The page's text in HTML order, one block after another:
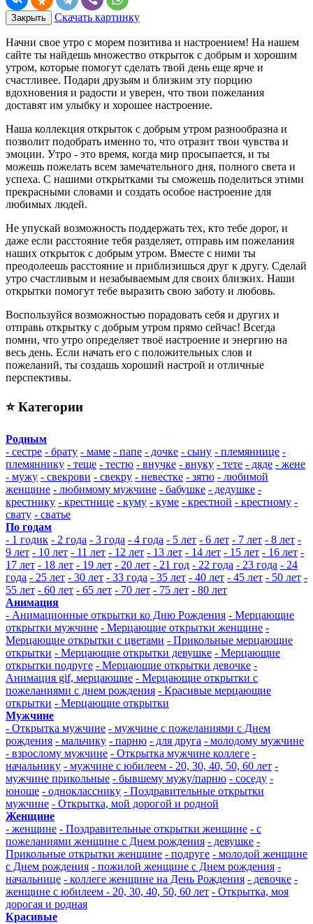
Закрыть Скачать картинку
Начни свое утро с морем позитива и настроением! На нашем
сайте ты найдешь множество открыток с добрым и хорошим
утром, которые помогут сделать твой день еще ярче и
счастливее. Подари друзьям и близким эту порцию
вдохновения и радости и уверен, что твои пожелания
доставят им улыбку и хорошее настроение.
Наша коллекция открыток с добрым утром разнообразна и
позволит подобрать именно то, что отразит твои чувства и
эмоции. Утро - это время, когда мир просыпается, и ты
можешь пожелать всем замечательного дня, полного света и
успеха. С нашими открытками ты сможешь поделиться этими
прекрасными словами и создать особое настроение для
любимых людей.
Не упускай возможность поддержать тех, кто тебе дорог, и
даже если расстояние тебя разделяет, отправь им пожелания
наших открыток с добрым утром. Вместе с ними ты
преодолеешь расстояние и приблизишься друг к другу. Сделай
утро счастливым и незабываемым для своих близких. Наши
открытки помогут тебе выразить свою заботу и любовь.
Воспользуйся возможностью порадовать себя и других и
отправь открытку с добрым утром прямо сейчас! Всегда
помни, что утро определяет твоё настроение и энергию на
весь день. Если начать его с положительных слов и
пожеланий, ты создашь хороший настрой и отличные
перспективы.
⭐ Категории
Родным
- сестре - брату - маме - папе - дочке - сыну - племяннице -
племяннику - теще - тестю - внучке - внуку - тете - дяде - жене
- мужу - свекрови - свекру - невестке - зятю - любимой
женщине - любимому мужчине - бабушке - дедушке -
крестнику - крестнице - куму - куме - крестной - крестному -
свату - сватье
По годам
- 1 годик - 2 года - 3 года - 4 года - 5 лет - 6 лет - 7 лет - 8 лет -
9 лет - 10 лет - 11 лет - 12 лет - 13 лет - 14 лет - 15 лет - 16 лет -
17 лет - 18 лет - 19 лет - 20 лет - 21 год - 22 года - 23 года - 24
года - 25 лет - 30 лет - 33 года - 35 лет - 40 лет - 45 лет - 50 лет -
55 лет - 60 лет - 65 лет - 70 лет - 75 лет - 80 лет
Анимация
- Анимационные открытки ко Дню Рождения - Мерцающие
открытки мужчине - Мерцающие открытки женщине -
Мерцающие открытки с цветами - Прикольные мерцающие
открытки - Мерцающие открытки девушке - Мерцающие
открытки подруге - Мерцающие открытки девочке -
Анимация gif, мерцающие - Мерцающие открытки с
пожеланиями с днем рождения - Красивые мерцающие
открытки - Мерцающие открытки
Мужчине
- Открытка мужчине - мужчине с пожеланиями с Днем
рождения - мальчику - парню - для друга - молодому мужчине
- взрослому мужчине - Открытка мужчине коллеге -
начальнику - мужчине с юбилеем - 20, 30, 40, 50, 60 лет -
мужчине прикольные - бывшему мужу/парню - соседу -
юноше - однокласснику - Поздравительные открытки
мужчине - Открытка, мой дорогой и родной
Женщине
- женщине - Поздравительные открытки женщине - с
пожеланиями женщине с Днем рождения - девушке -
Прикольные открытки женщине - подруге - молодой женщине
с Днем рождения - пожилой женщине с Днем рождения -
начальнице - коллеге женщине на День Рождения - девочке -
женщине с юбилеем - 20, 30, 40, 50, 60 лет - Открытка, моя
дорогая и родная
Красивые